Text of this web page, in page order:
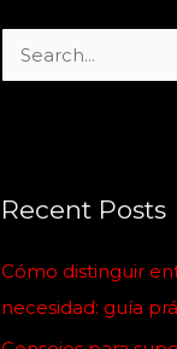
c
f
o
Recent Posts
Cómo distinguir
necesidad: guía